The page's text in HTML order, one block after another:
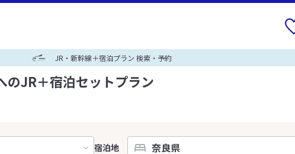
JR・新幹線＋宿泊プラン 検索・予約
のJR＋宿泊セットプラン
宿泊地